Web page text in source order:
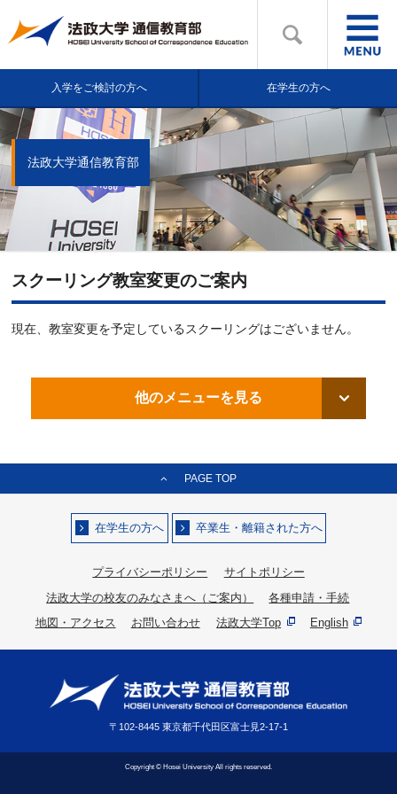
入学をご検討の方へ 在学生の方へ
法政大学通信教育部
スクーリング教室変更のご案内
現在、教室変更を予定しているスクーリングはございません。
他のメニューを見る
PAGE TOP
在学生の方へ 卒業生・離籍された方へ
プライバシーポリシー
サイトポリシー
法政大学の校友のみなさまへ（ご案内）
各種申請・手続
地図・アクセス
お問い合わせ 法政大学Top English
〒102-8445 東京都千代田区富士見2-17-1
Copyright © Hosei University All rights reserved.